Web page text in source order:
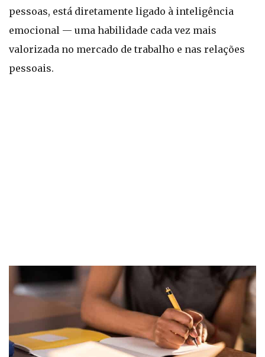
pessoas, está diretamente ligado à inteligência
emocional — uma habilidade cada vez mais
valorizada no mercado de trabalho e nas relações
pessoais.